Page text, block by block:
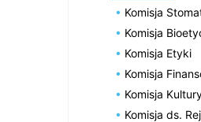
Komisja
Komisja
Komisja Etyki
Komisja
Komisja
Komisja ds.